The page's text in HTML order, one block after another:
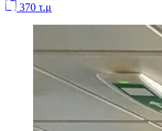
370 τ.μ